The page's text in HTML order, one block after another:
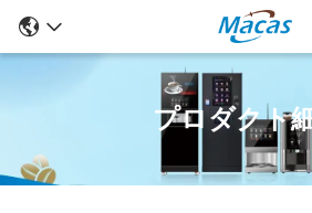
プロダクト